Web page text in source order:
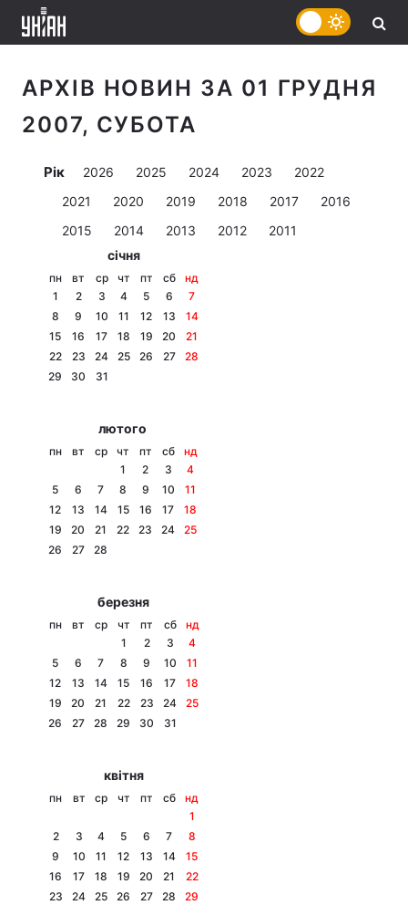
Головна
АРХІВ НОВИН ЗА 01 ГРУДНЯ
2007, СУБОТА
Рік 2026 2025 2024 2023
2022
2021
2020 2019 2018 2017
2016
2015
2014 2013 2012
2011
січня
пн вт ср чт пт сб
нд
1
2 3 4 5 6
7
8
9 10 11 12 13
14
15
16 17 18 19 20
21
22
23 24 25 26 27
28
29
30 31
лютого
пн вт ср чт пт сб
нд
1
2 3
4
5
6 7 8 9 10
11
12
13 14 15 16 17
18
19
20 21 22 23 24
25
26
27 28
березня
пн вт ср чт пт сб
нд
1
2 3
4
5
6 7 8 9 10
11
12
13 14 15 16 17
18
19
20 21 22 23 24
25
26
27 28 29 30 31
квітня
пн вт ср чт пт сб
нд
1
2
3 4 5 6 7
8
9
10 11 12 13 14
15
16
17 18 19 20 21
22
23
24 25 26 27 28
29